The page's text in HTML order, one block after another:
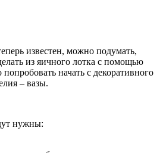
известен, можно подумать,
из яичного лотка с помощью
начать с декоративного
– вазы.
нужны: